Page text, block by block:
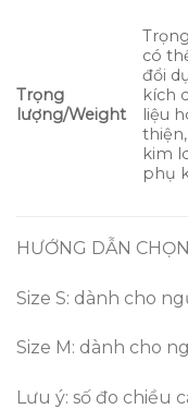
Trọng
lượng/Weight
có
đổi
kích
liệu
kim
phụ
HƯỚNG DẪN
Size S: dành cho
Size M: dành cho
Lưu ý: số đo chiều